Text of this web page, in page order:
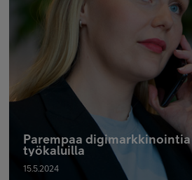
Parempaa
työkaluilla
15.5.2024